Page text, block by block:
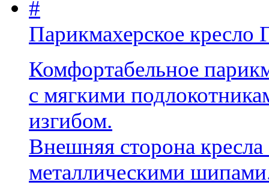
Парикмахерское кресло
Комфортабельное
с мягкими
изгибом.
Внешняя сторона кресла
металлическими